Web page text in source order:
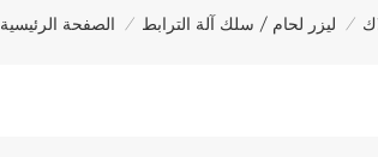
الصفحة الرئيسية / ليزر لحام / سلك آلة الترابط /